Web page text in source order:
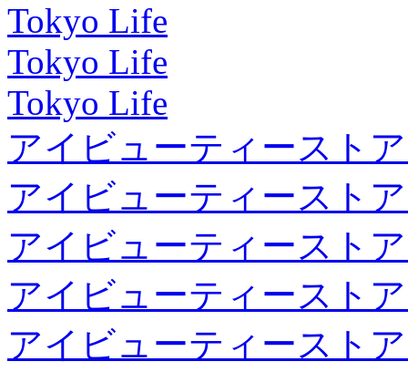
Tokyo Life
Tokyo Life
Tokyo Life
アイビューティースト
アイビューティースト
アイビューティースト
アイビューティースト
アイビューティースト